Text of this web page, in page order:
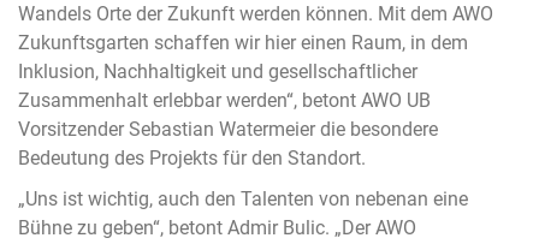
Wandels Orte der Zukunft werden können. Mit dem AWO
Zukunftsgarten schaffen wir hier einen Raum, in dem
Inklusion, Nachhaltigkeit und gesellschaftlicher
Zusammenhalt erlebbar werden“, betont AWO UB
Vorsitzender Sebastian Watermeier die besondere
Bedeutung des Projekts für den Standort.
„Uns ist wichtig, auch den Talenten von nebenan eine
Bühne zu geben“, betont Admir Bulic. „Der AWO